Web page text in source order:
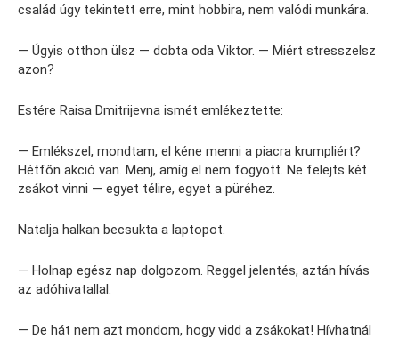
család úgy tekintett erre, mint hobbira, nem valódi munkára.
— Úgyis otthon ülsz — dobta oda Viktor. — Miért stresszelsz
azon?
Estére Raisa Dmitrijevna ismét emlékeztette:
— Emlékszel, mondtam, el kéne menni a piacra krumpliért?
Hétfőn akció van. Menj, amíg el nem fogyott. Ne felejts két
zsákot vinni — egyet télire, egyet a püréhez.
Natalja halkan becsukta a laptopot.
— Holnap egész nap dolgozom. Reggel jelentés, aztán hívás
az adóhivatallal.
— De hát nem azt mondom, hogy vidd a zsákokat! Hívhatnál